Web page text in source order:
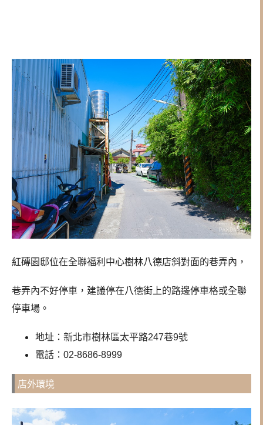
紅磚園邸位在全聯福利中心樹林八德店斜對面的巷弄內，
巷弄內不好停車，建議停在八德街上的路邊停車格或全聯
停車場。
地址：新北市樹林區太平路247巷9號
電話：02-8686-8999
店外環境